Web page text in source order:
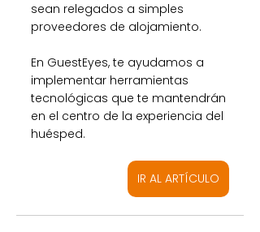
sean relegados a simples
proveedores de alojamiento.
En GuestEyes, te ayudamos a
implementar herramientas
tecnológicas que te mantendrán
en el centro de la experiencia del
huésped.
IR AL ARTÍCULO